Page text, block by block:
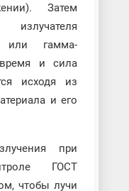
Затем
или гамма-
и сила
исходя из
и его
при
ГОСТ
чтобы лучи